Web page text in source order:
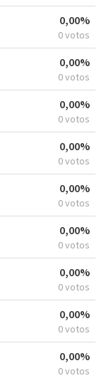
0,00%
0 votos
0,00%
0 votos
0,00%
0 votos
0,00%
0 votos
0,00%
0 votos
0,00%
0 votos
0,00%
0 votos
0,00%
0 votos
0,00%
0 votos